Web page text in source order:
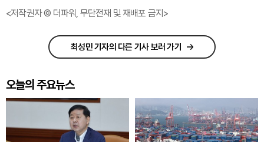
<저작권자 © 더파워, 무단전재 및 재배포 금지>
최성민 기자의 다른 기사 보러 가기
오늘의 주요뉴스